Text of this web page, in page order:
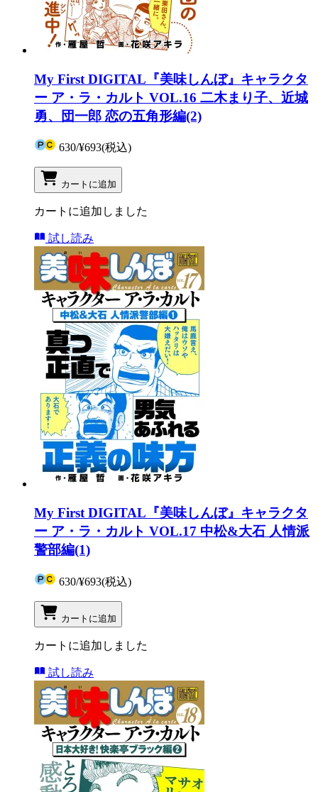
My First DIGITAL『美味しんぼ』キャラクタ
ー ア・ラ・カルト VOL.16 二木まり子、近城
勇、団一郎 恋の五角形編(2)
630/¥693(税込)
カートに追加
カートに追加しました
試し読み
My First DIGITAL『美味しんぼ』キャラクタ
ー ア・ラ・カルト VOL.17 中松&大石 人情派
警部編(1)
630/¥693(税込)
カートに追加
カートに追加しました
試し読み